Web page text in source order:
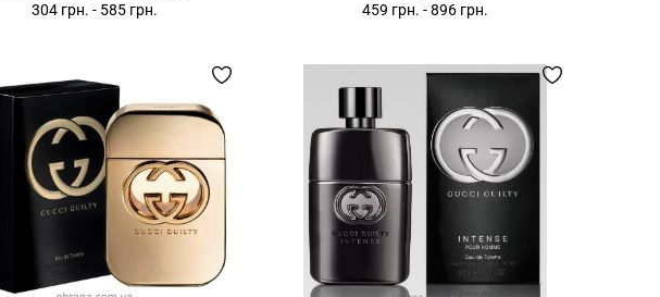
304 грн. - 585 грн. 459 грн. -896 грн.